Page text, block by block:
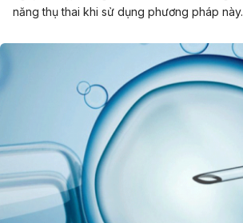
năng thụ thai khi sử dụng phương pháp này.